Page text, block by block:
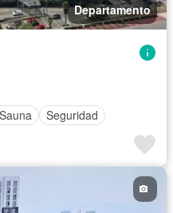
Departamento
Sauna Seguridad